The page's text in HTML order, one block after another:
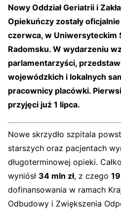
Nowy Oddział Geriatrii i
Opiekuńczy zostały
czerwca, w Uniwersyteckim
Radomsku. W wydarzeniu
parlamentarzyści,
wojewódzkich i lokalnych
pracownicy placówki.
przyjęci już 1 lipca.
Nowe skrzydło szpitala
starszych oraz pacjentach
długoterminowej opieki.
wyniósł 34 mln zł, z czego
dofinansowania w ramach
Odbudowy i Zwiększenia